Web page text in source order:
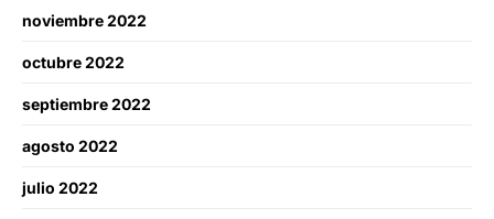
noviembre 2022
octubre 2022
septiembre 2022
agosto 2022
julio 2022